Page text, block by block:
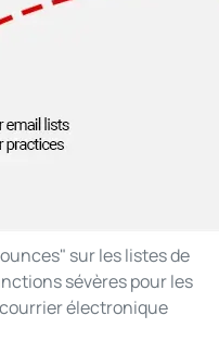
sur les listes de
sévères pour les
électronique